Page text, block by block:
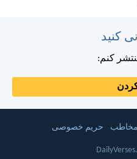
کنم:
کردن
مخاطب حریم خصوصی